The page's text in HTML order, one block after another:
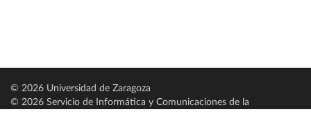
© 2026 Universidad de Zaragoza
© 2026 Servicio de Informática y Comunicaciones de la